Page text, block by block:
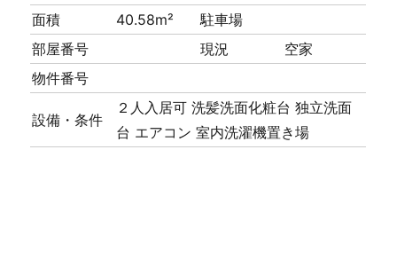
面積
40.58m²
駐車場
部屋番号
現況
空家
物件番号
設備・条件
２人入居可 洗髪洗面化粧台 独立洗面
台 エアコン 室内洗濯機置き場